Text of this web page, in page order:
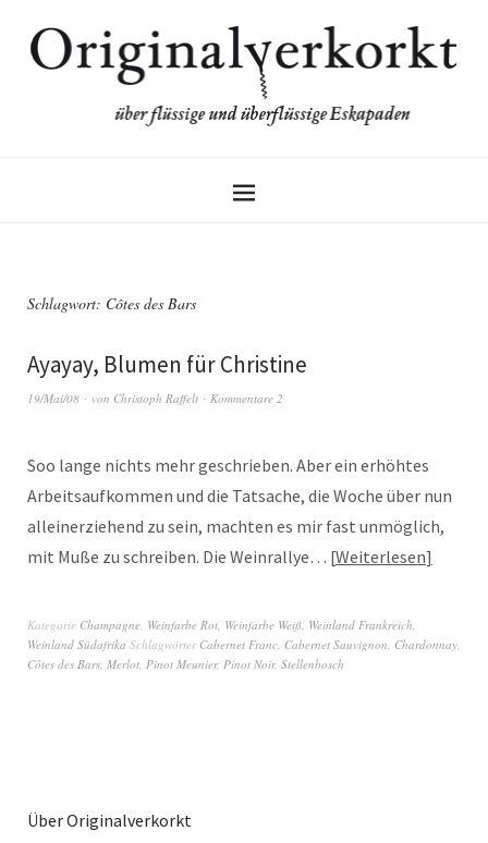
Schlagwort: Côtes des Bars
Ayayay, Blumen für Christine
19/Mai/08 von Christoph Raffelt Kommentare 2
Soo lange nichts mehr geschrieben. Aber ein erhöhtes
Arbeitsaufkommen und die Tatsache, die Woche über nun
alleinerziehend zu sein, machten es mir fast unmöglich,
mit Muße zu schreiben. Die Weinrallye… Weiterlesen
Kategorie Champagne Weinfarbe Rot Weinfarbe Weiß Weinland Frankreich
Weinland Südafrika Schlagwörter Cabernet Franc Cabernet Sauvignon Chardonnay
Côtes des Bars Merlot Pinot Meunier, Pinot Noir, Stellenbosch
Über Originalverkorkt